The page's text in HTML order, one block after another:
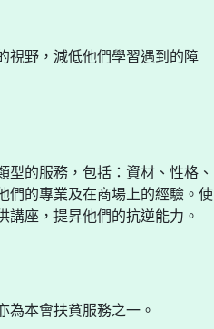
視野，減低他們學習遇到的障
的服務，包括：資材、性格、
們的專業及在商場上的經驗。使
座，提昇他們的抗逆能力。
為本會扶貧服務之一。